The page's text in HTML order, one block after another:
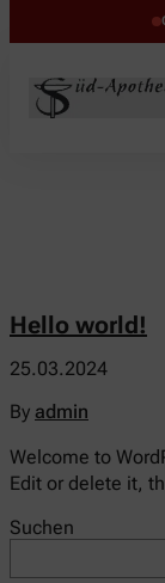
Hello world!
25.03.2024
By admin
Welcome to
Edit or delete it,
Suchen